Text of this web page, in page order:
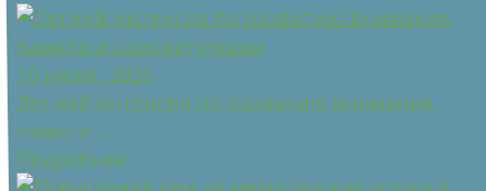
16 июня, 2026
Летний интенсив по развитию внимания,
памяти ...
Подробнее